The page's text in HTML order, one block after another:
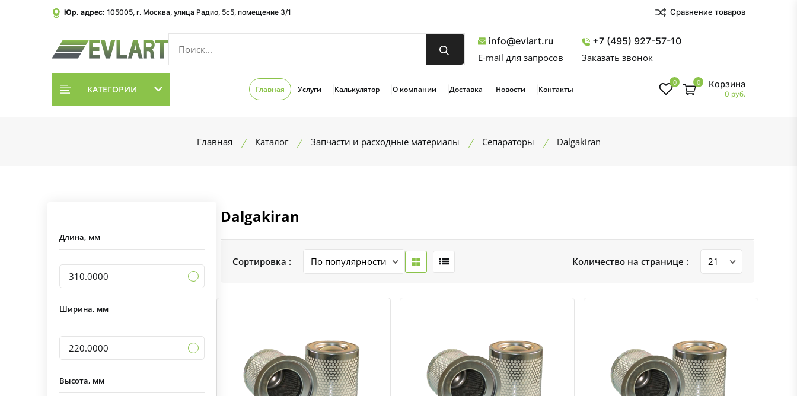
Юр. адрес: 105005, г. Москва, улица Радио, 5с5, помещение 3/1 Сравнение товаров
info@evlart.ru
E-mail для запросов
+7 (495) 927-57-10
Заказать звонок
КАТЕГОРИИ Главная Услуги Калькулятор О компании Доставка Новости Контакты
0 0 Корзина
0 руб.
Главная Каталог Запчасти и расходные материалы Сепараторы Dalgakiran
Длина, мм
310.0000
Ширина, мм
220.0000
Высота, мм
Dalgakiran
Сортировка : Количество на странице :